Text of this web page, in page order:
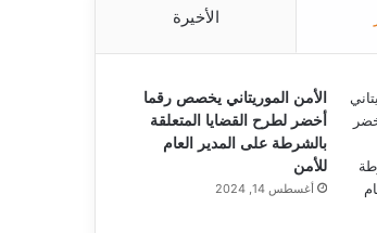
الأخيرة
الأمن الموريتاني يخصص رقما
أخضر لطرح القضايا المتعلقة
بالشرطة على المدير العام
للأمن
أغسطس 14, 2024